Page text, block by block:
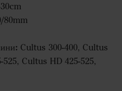
80mm
Cultus 300-400, Cultus
Cultus HD 425-525,